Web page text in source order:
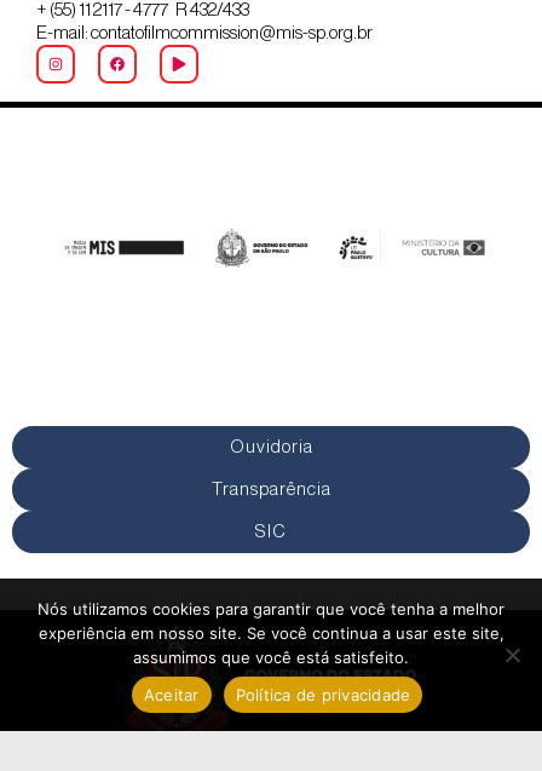
+ (55) 11 2117 - 4777 R 432/433
E-mail: contatofilmcommission@mis-sp.org.br
Ouvidoria
Transparência
SIC
Nós utilizamos cookies para garantir que você tenha a melhor
experiência em nosso site. Se você continua a usar este site,
assumimos que você está satisfeito.
Aceitar
Política de privacidade